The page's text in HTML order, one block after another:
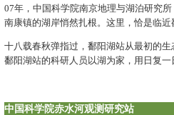
07年，中国科学院南京地理与湖泊研究
南康镇的湖岸悄然扎根。这里，恰是临
十八载春秋弹指过，鄱阳湖站从最初的
鄱阳湖站的科研人员以湖为家，用日复
中国科学院赤水河观测研究站